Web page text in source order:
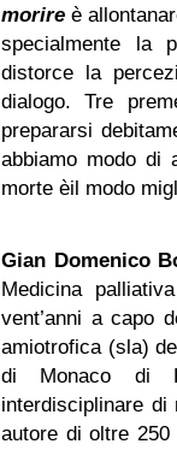
morireè
specialmente la
distorce la
dialogo. Tre
prepararsi
abbiamo modo di
morte èil modo
Gian Domenico
Medicina
vent’anni a capo
amiotrofica (sla)
di Mo­naco di
interdisciplinare
autore di oltre